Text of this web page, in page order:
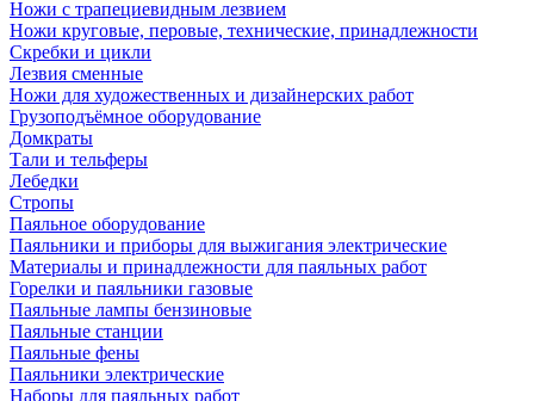
Ножи с трапециевидным лезвием
Ножи круговые, перовые, технические, принадлежности
Скребки и цикли
Лезвия сменные
Ножи для художественных и дизайнерских работ
Грузоподъёмное оборудование
Домкраты
Тали и тельферы
Лебедки
Стропы
Паяльное оборудование
Паяльники и приборы для выжигания электрические
Материалы и принадлежности для паяльных работ
Горелки и паяльники газовые
Паяльные лампы бензиновые
Паяльные станции
Паяльные фены
Паяльники электрические
Наборы для паяльных работ